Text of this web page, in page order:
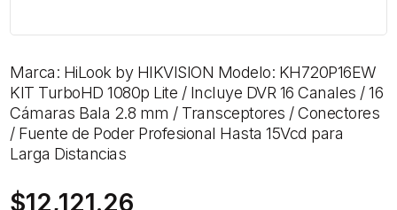
Marca: HiLook by HIKVISION Modelo: KH720P16EW
KIT TurboHD 1080p Lite / Incluye DVR 16 Canales / 16
Cámaras Bala 2.8 mm / Transceptores / Conectores
/ Fuente de Poder Profesional Hasta 15Vcd para
Larga Distancias
$12,121.26